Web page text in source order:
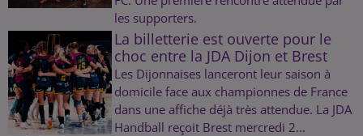
les supporters.
La billetterie est ouverte pour le
choc entre la JDA Dijon et Brest
Les Dijonnaises lanceront leur saison à
domicile face aux championnes de France
dans une affiche déjà très attendue. La JDA
Handball reçoit Brest mercredi 2...